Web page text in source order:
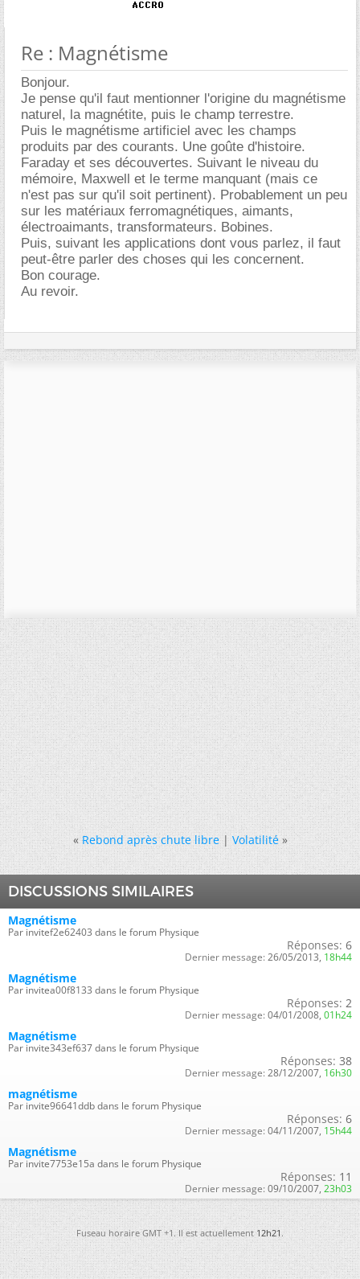
Re : Magnétisme
Bonjour.
Je pense qu'il faut mentionner l'origine du magnétisme
naturel, la magnétite, puis le champ terrestre.
Puis le magnétisme artificiel avec les champs
produits par des courants. Une goûte d'histoire.
Faraday et ses découvertes. Suivant le niveau du
mémoire, Maxwell et le terme manquant (mais ce
n'est pas sur qu'il soit pertinent). Probablement un peu
sur les matériaux ferromagnétiques, aimants,
électroaimants, transformateurs. Bobines.
Puis, suivant les applications dont vous parlez, il faut
peut-être parler des choses qui les concernent.
Bon courage.
Au revoir.
« Rebond après chute libre|Volatilité »
DISCUSSIONS SIMILAIRES
Magnétisme
Par invitef2e62403 dans le forum Physique
Réponses: 6
Dernier message: 26/05/2013, 18h44
Magnétisme
Par invitea00f8133 dans le forum Physique
Réponses: 2
Dernier message: 04/01/2008, 01h24
Magnétisme
Par invite343ef637 dans le forum Physique
Réponses: 38
Dernier message: 28/12/2007, 16h30
magnétisme
Par invite96641ddb dans le forum Physique
Réponses: 6
Dernier message: 04/11/2007, 15h44
Magnétisme
Par invite7753e15a dans le forum Physique
Réponses: 11
Dernier message: 09/10/2007, 23h03
Fuseau horaire GMT +1. Il est actuellement12h21.